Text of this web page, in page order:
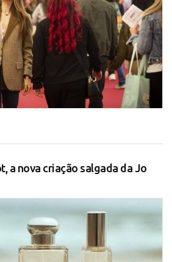
a nova criação salgada da Jo